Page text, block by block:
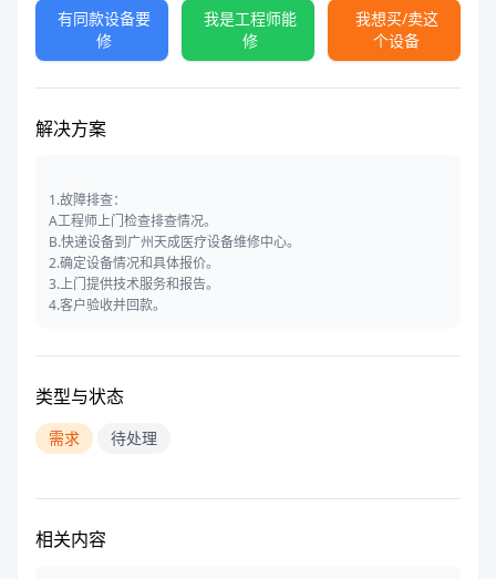
有同款设备要
修
我是工程师能
修
我想买/卖这
个设备
解决方案
1.故障排查：
A工程师上门检查排查情况。
B.快递设备到广州天成医疗设备维修中心。
2.确定设备情况和具体报价。
3.上门提供技术服务和报告。
4.客户验收并回款。
类型与状态
需求 待处理
相关内容